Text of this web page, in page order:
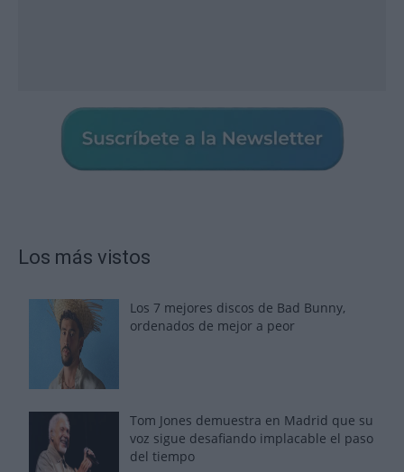
Los más vistos
Los 7 mejores discos de Bad Bunny,
ordenados de mejor a peor
Tom Jones demuestra en Madrid que su
voz sigue desafiando implacable el paso
del tiempo